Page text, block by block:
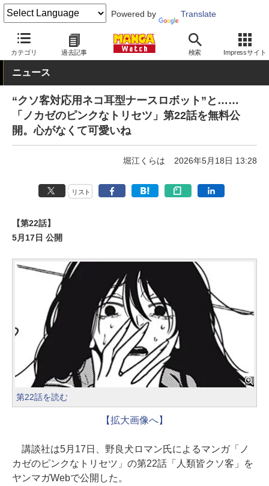
Powered by Translate
カテゴリ 過去記事 検索 Impressサイト
MANGA Watch Web/アプリ
ニュース
“クソ客対応用ネコ耳型ナースロボット”と……
「ノカゼのピンクなトリセツ」第22話を無料公
開。心がなくて可愛いね
堀江くらは 2026年5月18日 13:28
リスト
【第22話】
5月17日 公開
第22話を読む
【拡大画像へ】
講談社は5月17日、野良犬ロマン氏によるマンガ「ノ
カゼのピンクなトリセツ」の第22話「人類皆クソ客」を
ヤンマガWebで公開した。